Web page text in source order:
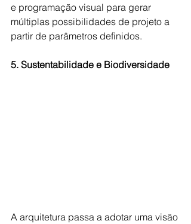
e programação visual para gerar
múltiplas possibilidades de projeto a
partir de parâmetros definidos.
5. Sustentabilidade e Biodiversidade
A arquitetura passa a adotar uma visão